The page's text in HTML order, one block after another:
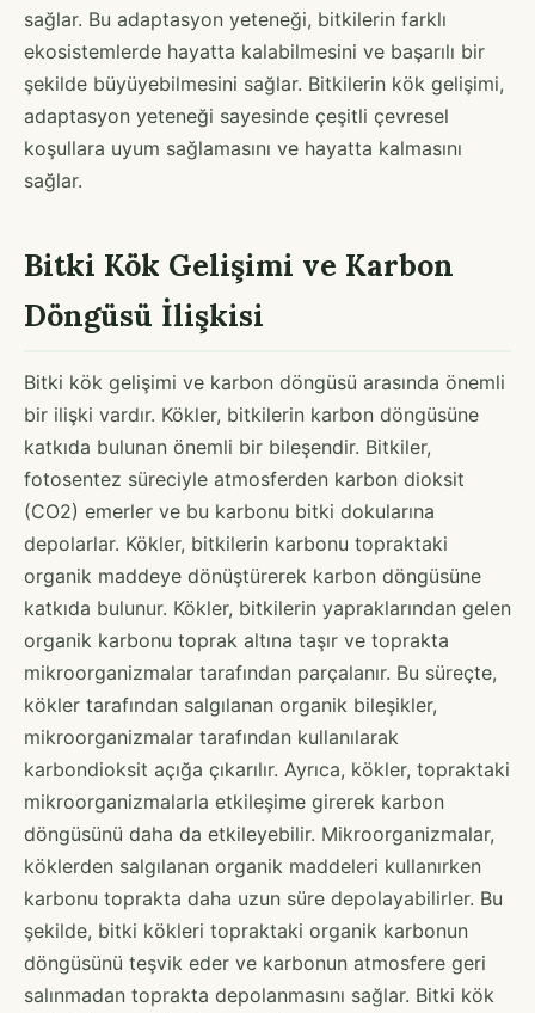
sağlar. Bu adaptasyon yeteneği, bitkilerin farklı
ekosistemlerde hayatta kalabilmesini ve başarılı bir
şekilde büyüyebilmesini sağlar. Bitkilerin kök gelişimi,
adaptasyon yeteneği sayesinde çeşitli çevresel
koşullara uyum sağlamasını ve hayatta kalmasını
sağlar.
Bitki Kök Gelişimi ve Karbon
Döngüsü İlişkisi
Bitki kök gelişimi ve karbon döngüsü arasında önemli
bir ilişki vardır. Kökler, bitkilerin karbon döngüsüne
katkıda bulunan önemli bir bileşendir. Bitkiler,
fotosentez süreciyle atmosferden karbon dioksit
(CO2) emerler ve bu karbonu bitki dokularına
depolarlar. Kökler, bitkilerin karbonu topraktaki
organik maddeye dönüştürerek karbon döngüsüne
katkıda bulunur. Kökler, bitkilerin yapraklarından gelen
organik karbonu toprak altına taşır ve toprakta
mikroorganizmalar tarafından parçalanır. Bu süreçte,
kökler tarafından salgılanan organik bileşikler,
mikroorganizmalar tarafından kullanılarak
karbondioksit açığa çıkarılır. Ayrıca, kökler, topraktaki
mikroorganizmalarla etkileşime girerek karbon
döngüsünü daha da etkileyebilir. Mikroorganizmalar,
köklerden salgılanan organik maddeleri kullanırken
karbonu toprakta daha uzun süre depolayabilirler. Bu
şekilde, bitki kökleri topraktaki organik karbonun
döngüsünü teşvik eder ve karbonun atmosfere geri
salınmadan toprakta depolanmasını sağlar. Bitki kök